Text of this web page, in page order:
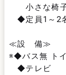
小さな椅子
◆定員1～2
≪設 備≫
※◆バス無 ト
◆テレビ